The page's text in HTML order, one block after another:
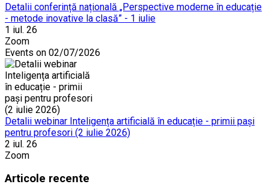
Detalii conferință națională „Perspective moderne în educație
- metode inovative la clasă” - 1 iulie
1 iul. 26
Zoom
Events on 02/07/2026
Detalii webinar Inteligența artificială în educație - primii pași
pentru profesori (2 iulie 2026)
2 iul. 26
Zoom
Articole recente